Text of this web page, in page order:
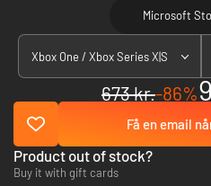
Microsoft
Xbox One / Xbox Series X|S
673 kr.-86%
Få en email
Product out of stock?
Buy it with gift cards